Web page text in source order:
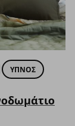
ΥΠΝΟΣ